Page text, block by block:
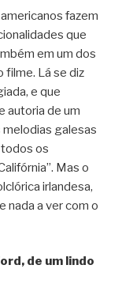
fazem
que
em um dos
filme. Lá se diz
e que
autoria de um
galesas
os
Mas o
irlandesa,
nada a ver com o
de um lindo